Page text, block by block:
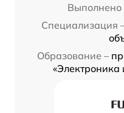
Выполнено
Специализация
Образование –
«Электроника